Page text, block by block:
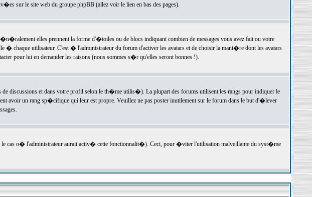
sur le site web du groupe phpBB (allez voir le lien en bas des pages).
elles prennent la forme d'�toiles ou de blocs indiquant combien de messages vous avez fait ou votre
chaque utilisateur. C'est � l'administrateur du forum d'activer les avatars et de choisir la mani�re dont les avatars
pour lui en demander les raisons (nous sommes s�r qu'elles seront bonnes !).
discussions et dans votre profil selon le th�me utilis�). La plupart des forums utilisent les rangs pour indiquer le
avoir un rang sp�cifique qui leur est propre. Veuillez ne pas poster inutilement sur le forum dans le but d'�lever
cas o� l'administrateur aurait activ� cette fonctionnalit�). Ceci, pour �viter l'utilisation malveillante du syst�me